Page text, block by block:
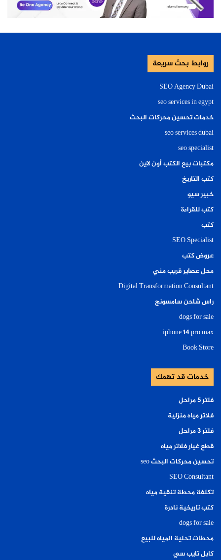
روابط بحث سريعة
SEO Agency Dubai
seo services in egypt
خدمات تحسين محركات البحث
seo services dubai
seo specialist
مكتبات بيع الكتب أون لاين
كتب التاريخ
خبير سيو
كتب للقراءة
كتب
SEO Specialist
عروض كتب
محل عصاير قريب مني
Digital Transformation Consultant
راس شاحن سامسونج
dogs for sale
iphone 14 pro max
Book Store
خدمات قد تهمك
فلتر ٥ مراحل
فلاتر مياه منزلية
فلتر ٣ مراحل
قطع غيار فلاتر مياه
تحسين محركات البحث seo
SEO Consultant
تكلفة محطة تنقية مياه
كتب تاريخية نادرة
dogs for sale
محطات تحلية المياه للبيع
كابل تايب سي